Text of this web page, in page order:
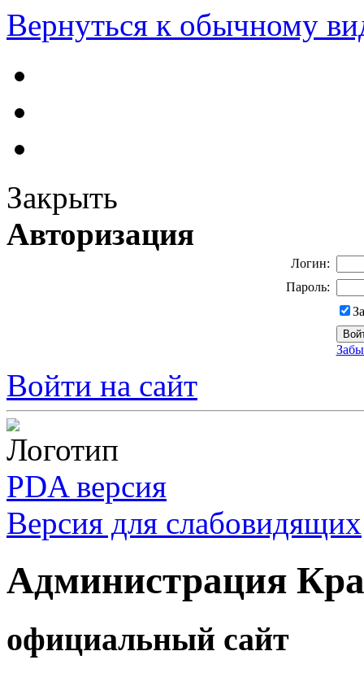
Вернуться к обычному
Закрыть
Авторизация
Логин:
Пароль:
Войти на сайт
PDA версия
Версия для слабовидящих
Администрация
официальный сайт